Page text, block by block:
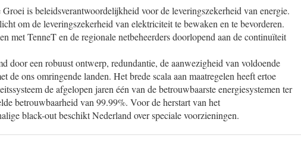
is beleidsverantwoordelijkheid voor de leveringszekerheid van energie.
om de leveringszekerheid van elektriciteit te bewaken en te bevorderen.
met TenneT en de regionale netbeheerders doorlopend aan de continuïteit
door een robuust ontwerp, redundantie, de aanwezigheid van voldoende
de ons omringende landen. Het brede scala aan maatregelen heeft ertoe
de afgelopen jaren één van de betrouwbaarste energiesystemen ter
betrouwbaarheid van 99.99%. Voor de herstart van het
black-out beschikt Nederland over speciale voorzieningen.